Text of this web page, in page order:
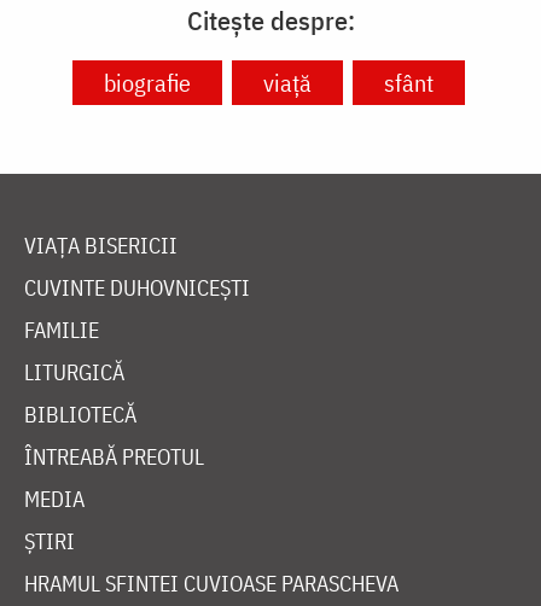
Citește despre:
biografie viață sfânt
VIAȚA BISERICII
CUVINTE DUHOVNICEȘTI
FAMILIE
LITURGICĂ
BIBLIOTECĂ
ÎNTREABĂ PREOTUL
MEDIA
ȘTIRI
HRAMUL SFINTEI CUVIOASE PARASCHEVA